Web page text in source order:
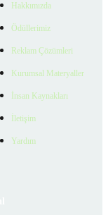
Hakkımızda
Ödüllerimiz
Reklam Çözümleri
Kurumsal Materyaller
İnsan Kaynakları
İletişim
Yardım